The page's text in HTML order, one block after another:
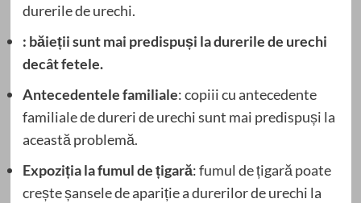
durerile de urechi.
: băieții sunt mai predispuși la durerile de urechi
decât fetele.
Antecedentele familiale: copiii cu antecedente
familiale de dureri de urechi sunt mai predispuși la
această problemă.
Expoziția la fumul de țigară: fumul de țigară poate
crește șansele de apariție a durerilor de urechi la